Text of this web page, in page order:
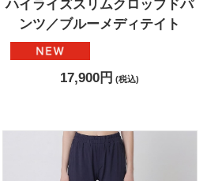
ハイライズスリムクロップドパ
ンツ／ブルーメディテイト
17,900円 (税込)